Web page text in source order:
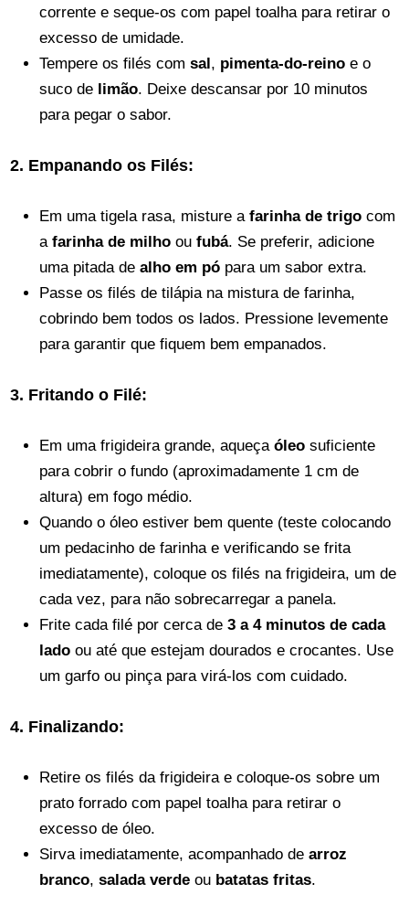
corrente e seque-os com papel toalha para retirar o
excesso de umidade.
Tempere os filés comsal , pimenta-do-reino e o
suco de limão. Deixe descansar por 10 minutos
para pegar o sabor.
2. Empanando os Filés:
Em uma tigela rasa, misture afarinha de trigo com
afarinha de milho oufubá. Se preferir, adicione
uma pitada dealho em pó para um sabor extra.
Passe os filés de tilápia na mistura de farinha,
cobrindo bem todos os lados. Pressione levemente
para garantir que fiquem bem empanados.
3. Fritando o Filé:
Em uma frigideira grande, aqueçaóleo suficiente
para cobrir o fundo (aproximadamente 1 cm de
altura) em fogo médio.
Quando o óleo estiver bem quente (teste colocando
um pedacinho de farinha e verificando se frita
imediatamente), coloque os filés na frigideira, um de
cada vez, para não sobrecarregar a panela.
Frite cada filé por cerca de3 a 4 minutos de cada
lado ou até que estejam dourados e crocantes. Use
um garfo ou pinça para virá-los com cuidado.
4. Finalizando:
Retire os filés da frigideira e coloque-os sobre um
prato forrado com papel toalha para retirar o
excesso de óleo.
Sirva imediatamente, acompanhado dearroz
branco,salada verde ou batatas fritas.